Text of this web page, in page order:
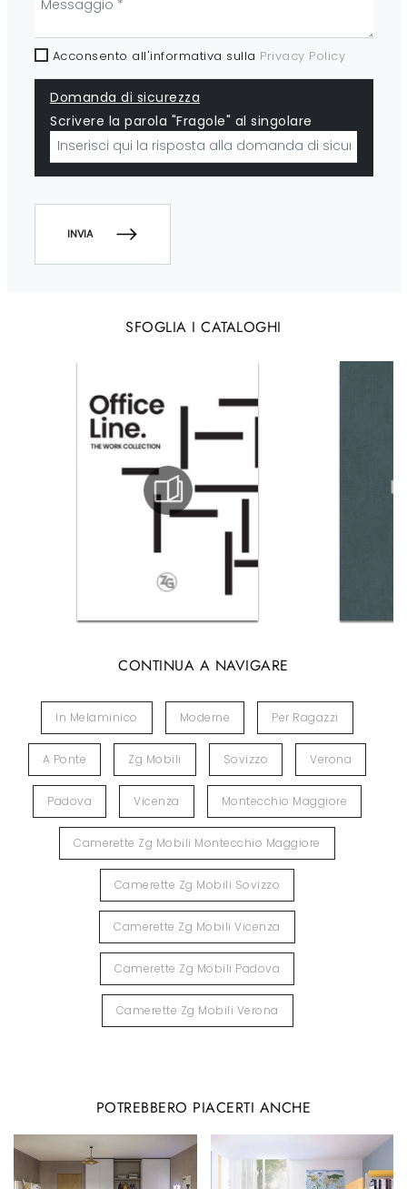
SFOGLIA I CATALOGHI
CONTINUA A NAVIGARE
In Melaminico Moderne Per Ragazzi
A Ponte Zg Mobili Sovizzo Verona
Padova Vicenza Montecchio Maggiore
Camerette Zg Mobili Montecchio Maggiore
Camerette Zg Mobili Sovizzo
Camerette Zg Mobili Vicenza
Camerette Zg Mobili Padova
Camerette Zg Mobili Verona
Acconsento all'informativa sulla Privacy Policy
Domanda di sicurezza
Scrivere la parola "Fragole" al singolare
INVIA
POTREBBERO PIACERTI ANCHE